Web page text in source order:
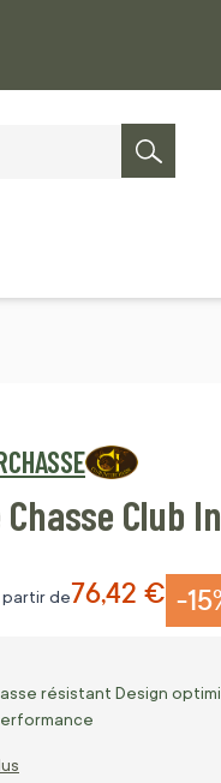
Rechercher
Chasse Club
-
partir de76,42 €
résistant Design